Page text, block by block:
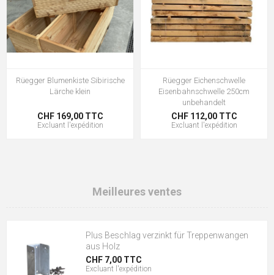
Rüegger Blumenkiste Sibirische
Lärche klein
CHF 169,00 TTC
Excluant l'expédition
Rüegger Eichenschwelle
Eisenbahnschwelle 250cm
unbehandelt
CHF 112,00 TTC
Excluant l'expédition
Meilleures ventes
Plus Beschlag verzinkt für Treppenwangen
aus Holz
CHF 7,00 TTC
Excluant l'expédition